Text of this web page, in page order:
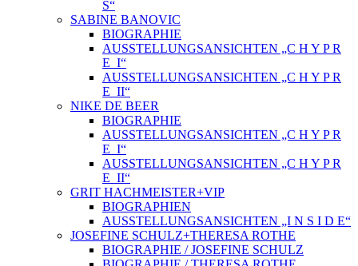
S“
SABINE BANOVIC
BIOGRAPHIE
AUSSTELLUNGSANSICHTEN „C H Y P R
E_I“
AUSSTELLUNGSANSICHTEN „C H Y P R
E_II“
NIKE DE BEER
BIOGRAPHIE
AUSSTELLUNGSANSICHTEN „C H Y P R
E_I“
AUSSTELLUNGSANSICHTEN „C H Y P R
E_II“
GRIT HACHMEISTER+VIP
BIOGRAPHIEN
AUSSTELLUNGSANSICHTEN „I N S I D E“
JOSEFINE SCHULZ+THERESA ROTHE
BIOGRAPHIE / JOSEFINE SCHULZ